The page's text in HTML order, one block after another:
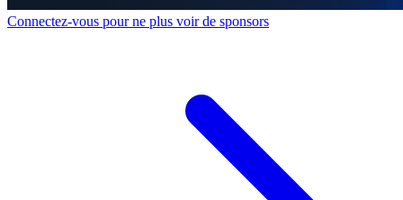
Connectez-vous pour ne plus voir de sponsors